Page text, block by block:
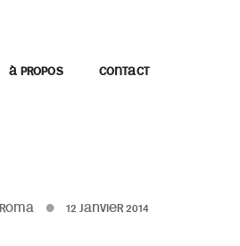
À PROPOS CONTACT
ROMA 12 JANVIER 2014